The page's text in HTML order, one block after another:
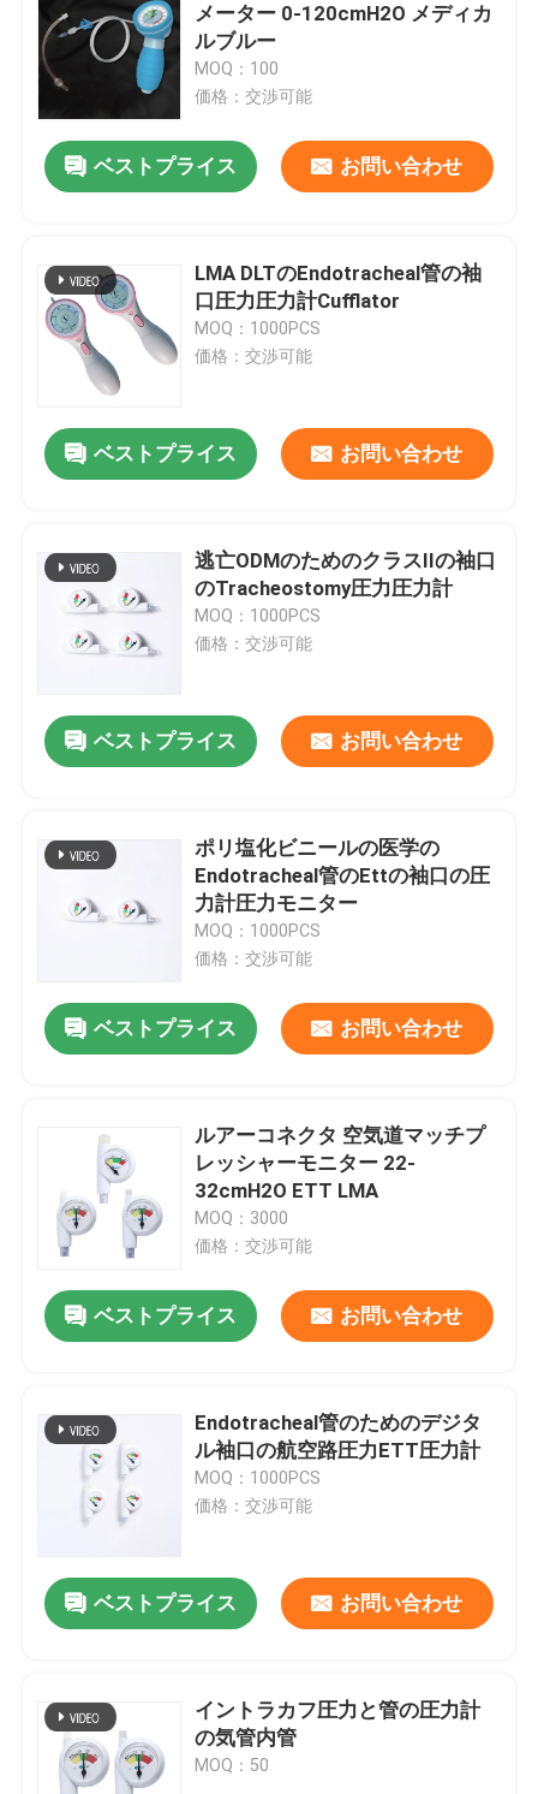
VRショー
企業情報
品質管理
見積依頼
と管の航空路
Laryngealマスクの航空路
メーター 0-120cmH2O メディカ
ルブルー
MOQ：100
価格：交渉可能
ベストプライス お問い合わせ
LMA DLTのEndotracheal管の袖
口圧力圧力計Cufflator
MOQ：1000PCS
価格：交渉可能
ベストプライス お問い合わせ
逃亡ODMのためのクラスIIの袖口
のTracheostomy圧力圧力計
MOQ：1000PCS
価格：交渉可能
ベストプライス お問い合わせ
ポリ塩化ビニールの医学の
Endotracheal管のEttの袖口の圧
力計圧力モニター
MOQ：1000PCS
価格：交渉可能
ベストプライス お問い合わせ
ルアーコネクタ 空気道マッチプ
レッシャーモニター 22-
32cmH2O ETT LMA
MOQ：3000
価格：交渉可能
ベストプライス お問い合わせ
Endotracheal管のためのデジタ
ル袖口の航空路圧力ETT圧力計
MOQ：1000PCS
価格：交渉可能
ベストプライス お問い合わせ
イントラカフ圧力と管の圧力計
の気管内管
MOQ：50